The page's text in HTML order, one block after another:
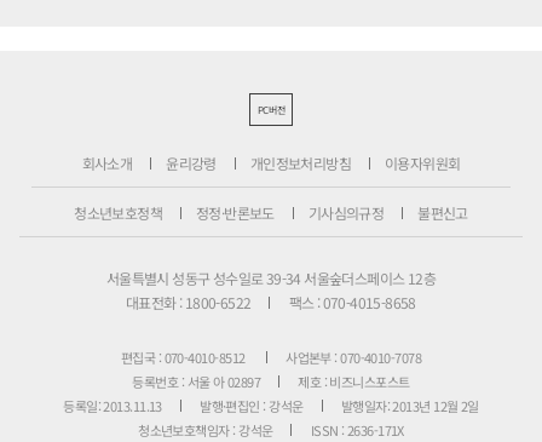
PC버전
회사소개 윤리강령 개인정보처리방침 이용자위원회
청소년보호정책 정정·반론보도 기사심의규정 불편신고
서울특별시 성동구 성수일로 39-34 서울숲더스페이스 12층
대표전화 : 1800-6522
팩스 : 070-4015-8658
편집국 : 070-4010-8512
사업본부 : 070-4010-7078
등록번호 : 서울 아 02897
제호 : 비즈니스포스트
등록일: 2013.11.13
발행·편집인 : 강석운
발행일자: 2013년 12월 2일
청소년보호책임자 : 강석운
ISSN : 2636-171X